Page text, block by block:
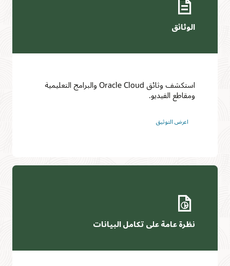
الوثائق
استكشف وثائق Oracle Cloud والبرامج التعليمية
ومقاطع الفيديو.
اعرض التوثيق
نظرة عامة على تكامل البيانات